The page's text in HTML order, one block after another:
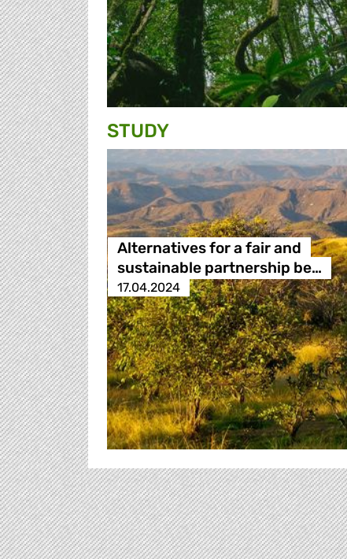
STUDY
Alternatives for a fair and
sustainable partnership be…
17.04.2024